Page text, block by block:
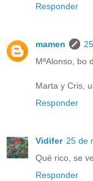
Responder
mamen
MªAlonso, bo
Marta y Cris,
Responder
Vidifer 25 de
Qué rico, se
Responder